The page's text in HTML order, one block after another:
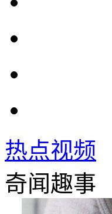
热点视频
奇闻趣事